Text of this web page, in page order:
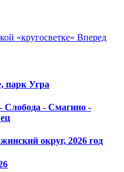
«кругосветке» Вперед
парк Угра
Слобода - Смагино -
округ, 2026 год